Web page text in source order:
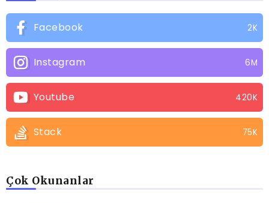
Facebook 2K
Instagram 6M
Youtube 420K
Stack 75K
Çok Okunanlar